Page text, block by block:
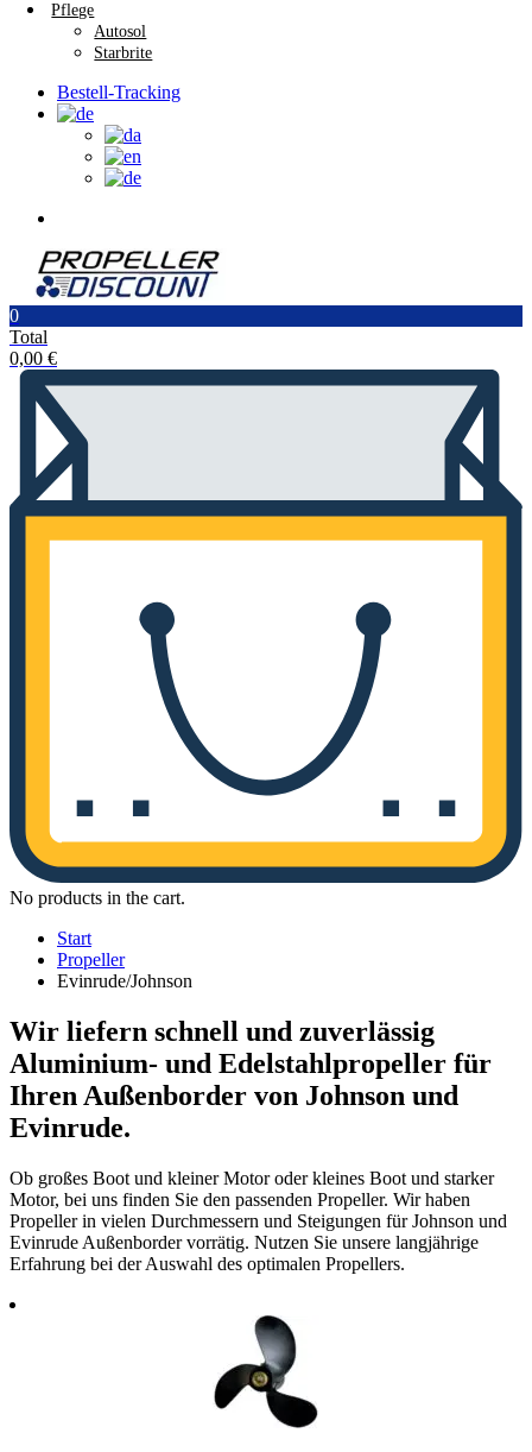
Pflege
Autosol
Starbrite
Bestell-Tracking
0
Total
0,00 €
No products in the cart.
Start
Propeller
Evinrude/Johnson
Wir liefern schnell und zuverlässig
Aluminium- und Edelstahlpropeller für
Ihren Außenborder von Johnson und
Evinrude.
Ob großes Boot und kleiner Motor oder kleines Boot und starker
Motor, bei uns finden Sie den passenden Propeller. Wir haben
Propeller in vielen Durchmessern und Steigungen für Johnson und
Evinrude Außenborder vorrätig. Nutzen Sie unsere langjährige
Erfahrung bei der Auswahl des optimalen Propellers.